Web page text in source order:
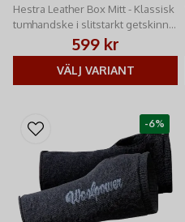
Hestra Leather Box Mitt - Klassisk
tumhandske i slitstarkt getskinn
med löstagbart foder i
teddyfleece av polyester
599 kr
VÄLJ VARIANT
-6%